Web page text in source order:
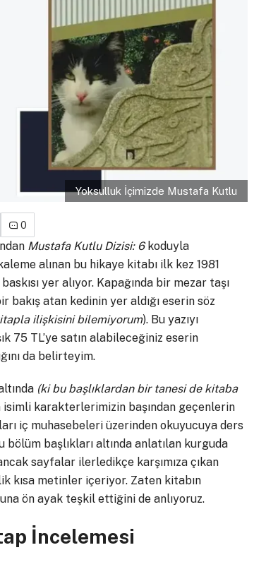
Yoksulluk İçimizde Mustafa Kutlu
0
Mustafa Kutlu Dizisi: 6koduyla
alınan bu hikaye kitabı ilk kez 1981
yer alıyor. Kapağında bir mezar taşı
bakış atan kedinin yer aldığı eserin söz
ilişkisini bilemiyorum). Bu yazıyı
75 TL’ye satın alabileceğiniz eserin
da belirteyim.
(ki bu başlıklardan bir tanesi de kitaba
karakterlerimizin başından geçenlerin
iç muhasebeleri üzerinden okuyucuya ders
bölüm başlıkları altında anlatılan kurguda
sayfalar ilerledikçe karşımıza çıkan
kısa metinler içeriyor. Zaten kitabın
ön ayak teşkil ettiğini de anlıyoruz.
İncelemesi